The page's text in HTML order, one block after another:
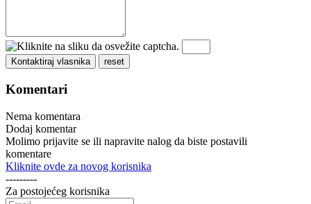
Komentari
Nema komentara
Dodaj komentar
Molimo prijavite se ili napravite nalog da biste postavili
komentare
Kliknite ovde za novog korisnika
---------
Za postojećeg korisnika